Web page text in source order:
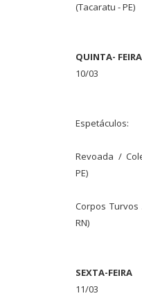
(Tacaratu - PE)
QUINTA- FEIRA
10/03
Espetáculos:
Revoada /
PE)
Corpos
RN)
SEXTA-FEIRA
11/03